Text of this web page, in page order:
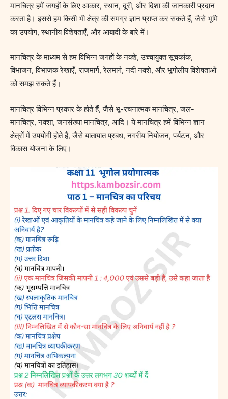
मानचित्र हमें जगहों के लिए आकार, स्थान, दूरी, और दिशा की जानकारी प्रदान
करता है। इससे हम किसी भी क्षेत्र की समग्र ज्ञान प्राप्त कर सकते हैं, जैसे भूमि
का उपयोग, स्थानीय विशेषताएँ, और आबादी के बारे में।
मानचित्र के माध्यम से हम विभिन्न जगहों के नक्शे, उच्चायुक्त सूचकांक,
विभाजन, विभाजक रेखाएँ, राजमार्ग, रेलमार्ग, नदी नक्शे, और भूगोलीय विशेषताओं
को समझ सकते हैं।
मानचित्र विभिन्न प्रकार के होते हैं, जैसे भू-रचनात्मक मानचित्र, जल-
मानचित्र, नक्शा, जनसंख्या मानचित्र, आदि। ये मानचित्र हमें विभिन्न ज्ञान
क्षेत्रों में उपयोगी होते हैं, जैसे यातायात प्रबंध, नगरीय नियोजन, पर्यटन, और
विकास योजना के लिए।